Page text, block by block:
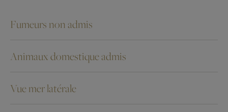
Fumeurs non admis
Animaux domestique admis
Vue mer latérale